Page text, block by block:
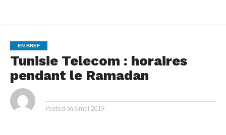
EN BREF
Tunisie Telecom : horaires
pendant le Ramadan
Posted on 6 mai 2019